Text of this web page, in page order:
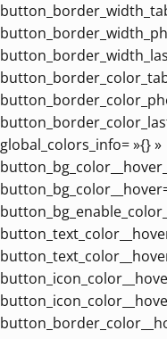
global_colors_info= »{} »